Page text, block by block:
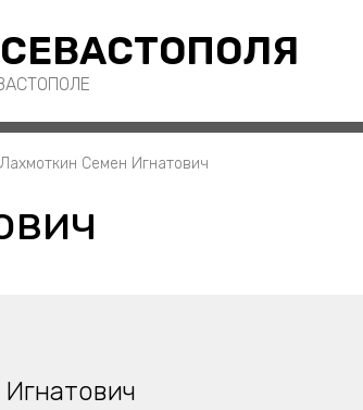
Лахмоткин Семен Игнатович